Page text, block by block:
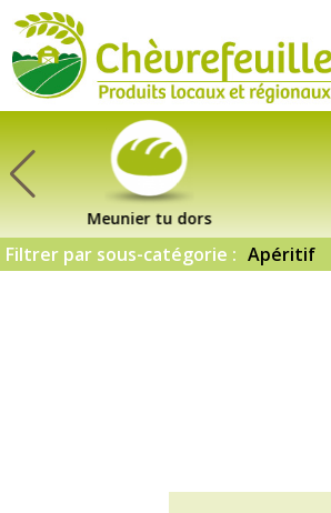
Meunier tu dors
Filtrer par sous-catégorie : Apéritif